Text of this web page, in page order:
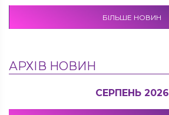
БІЛЬШЕ НОВИН
АРХІВ НОВИН
СЕРПЕНЬ 2026